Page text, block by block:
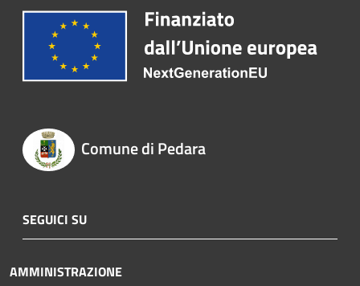
Comune di Pedara
SEGUICI SU
AMMINISTRAZIONE